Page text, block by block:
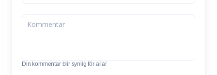
Din kommentar blir synlig för alla!